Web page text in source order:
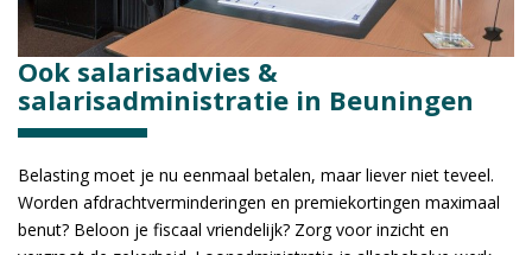
Ook salarisadvies &
salarisadministratie in Beuningen
Belasting moet je nu eenmaal betalen, maar liever niet teveel.
Worden afdrachtverminderingen en premiekortingen maximaal
benut? Beloon je fiscaal vriendelijk? Zorg voor inzicht en